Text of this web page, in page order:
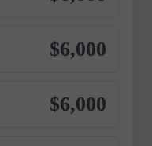
$6,000
$6,000